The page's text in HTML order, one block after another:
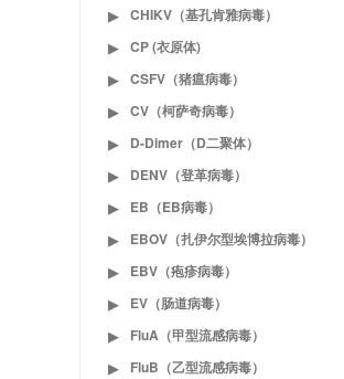
▶
CHIKV（基孔肯雅病毒）
▶
CP (衣原体)
▶
CSFV（猪瘟病毒）
▶
CV（柯萨奇病毒）
▶
D-Dimer（D二聚体）
▶
DENV（登革病毒）
▶
EB（EB病毒）
▶
EBOV（扎伊尔型埃博拉病毒）
▶
EBV（疱疹病毒）
▶
EV（肠道病毒）
▶
FluA（甲型流感病毒）
▶
FluB（乙型流感病毒）